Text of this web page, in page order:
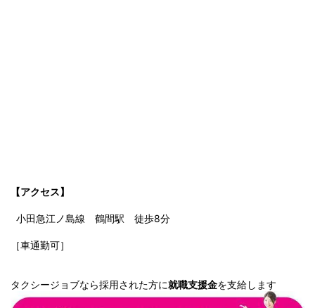
【アクセス】
小田急江ノ島線 鶴間駅 徒歩8分
［車通勤可］
タクシージョブなら採用された方に就職支援金を支給します